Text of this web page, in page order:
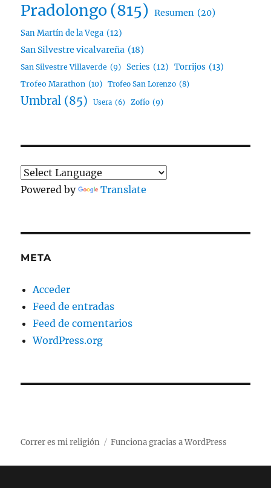
Pradolongo(815) Resumen (20)
San Martín de la Vega (12)
San Silvestre vicalvareña (18)
San Silvestre Villaverde (9) Series (12) Torrijos (13)
Trofeo Marathon (10) Trofeo San Lorenzo (8)
Umbral (85) Usera (6) Zofío (9)
Powered by Translate
META
Acceder
Feed de entradas
Feed de comentarios
WordPress.org
Correr es mi religión Funciona gracias a WordPress